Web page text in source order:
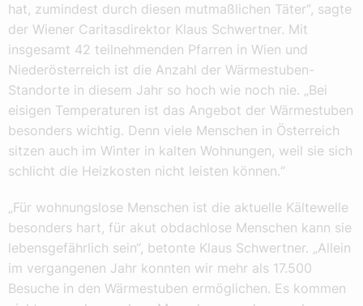
hat, zumindest durch diesen mutmaßlichen Täter“, sagte
der Wiener Caritasdirektor Klaus Schwertner. Mit
insgesamt 42 teilnehmenden Pfarren in Wien und
Niederösterreich ist die Anzahl der Wärmestuben-
Standorte in diesem Jahr so hoch wie noch nie. „Bei
eisigen Temperaturen ist das Angebot der Wärmestuben
besonders wichtig. Denn viele Menschen in Österreich
sitzen auch im Winter in kalten Wohnungen, weil sie sich
schlicht die Heizkosten nicht leisten können.“
„Für wohnungslose Menschen ist die aktuelle Kältewelle
besonders hart, für akut obdachlose Menschen kann sie
lebensgefährlich sein“, betonte Klaus Schwertner. „Allein
im vergangenen Jahr konnten wir mehr als 17.500
Besuche in den Wärmestuben ermöglichen. Es kommen